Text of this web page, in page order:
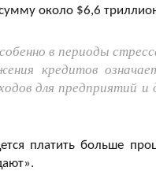
около $6,6
в периоды
кредитов
для предприятий и
платить больше